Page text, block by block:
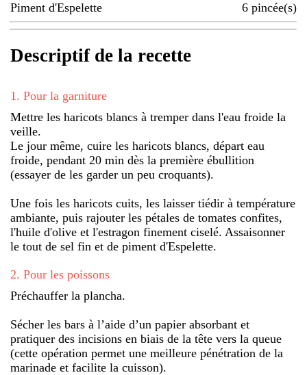
Piment d'Espelette 6 pincée(s)
Descriptif de la recette
1 . Pour la garniture
Mettre les haricots blancs à tremper dans l'eau froide la
veille.
Le jour même, cuire les haricots blancs, départ eau
froide, pendant 20 min dès la première ébullition
(essayer de les garder un peu croquants).
Une fois les haricots cuits, les laisser tiédir à température
ambiante, puis rajouter les pétales de tomates confites,
l'huile d'olive et l'estragon finement ciselé. Assaisonner
le tout de sel fin et de piment d'Espelette.
2. Pour les poissons
Préchauffer la plancha.
Sécher les bars à l’aide d’un papier absorbant et
pratiquer des incisions en biais de la tête vers la queue
(cette opération permet une meilleure pénétration de la
marinade et facilite la cuisson).